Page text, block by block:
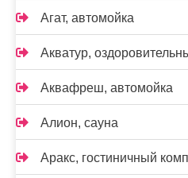
Агат, автомойка
Акватур,
Аквафреш, автомойка
Алион, сауна
Аракс, гостиничный